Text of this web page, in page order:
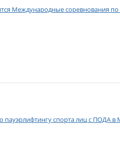
Международные соревнования по
спорта лиц с ПОДА в